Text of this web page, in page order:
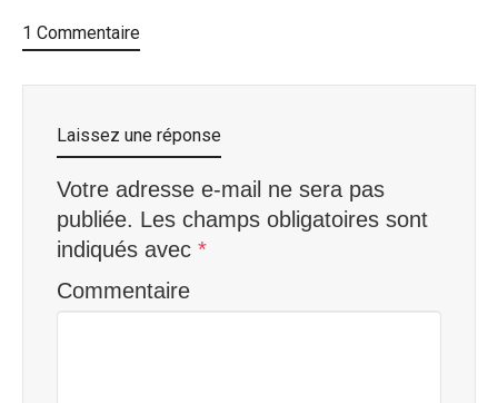
1 Commentaire
Laissez une réponse
Votre adresse e-mail ne sera pas
publiée. Les champs obligatoires sont
indiqués avec *
Commentaire